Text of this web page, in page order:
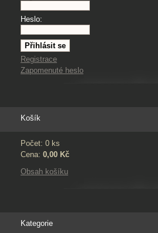
Heslo:
Registrace
Zapomenuté heslo
Košík
Počet: 0 ks
Cena: 0,00 Kč
Obsah košíku
Kategorie